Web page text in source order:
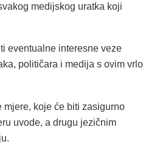
medijskog uratka koji
eventualne interesne veze
političara i medija s ovim vrlo
mjere, koje će biti zasigurno
uvode, a drugu jezičnim